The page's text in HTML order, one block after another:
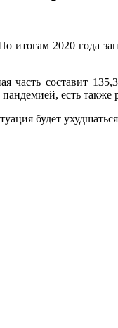
итогам 2020 года
часть составит
есть
будет